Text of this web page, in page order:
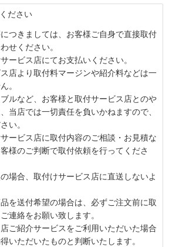
ださい
つきましては、お客様ご自身で直接取付
せください。
ービス店にてお支払いください。
店より取付料マージンや紹介料などは一
。
ルなど、お客様と取付サービス店とのや
当店では一切責任を負いかねますので、
い。
ービス店に取付内容のご相談・お見積な
様のご判断で取付依頼を行ってくださ
場合、取付けサービス店に直送しないよ
を送付希望の場合は、必ずご注文前に取
連絡をお願い致します。
ご紹介サービスをご利用いただいた場合
いただいたものと判断いたします。